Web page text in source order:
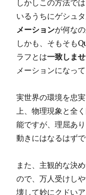
しかしこの方法で
いるうちにゲシュ
メーションが何な
しかも、そもそも
ラフとは一致しま
メーションになっ
実世界の環境を忠
上、物理現象と全
能ですが、理屈あ
動きにはなるはずで
また、主観的な決
ので、万人受けし
壊して妙にクドい